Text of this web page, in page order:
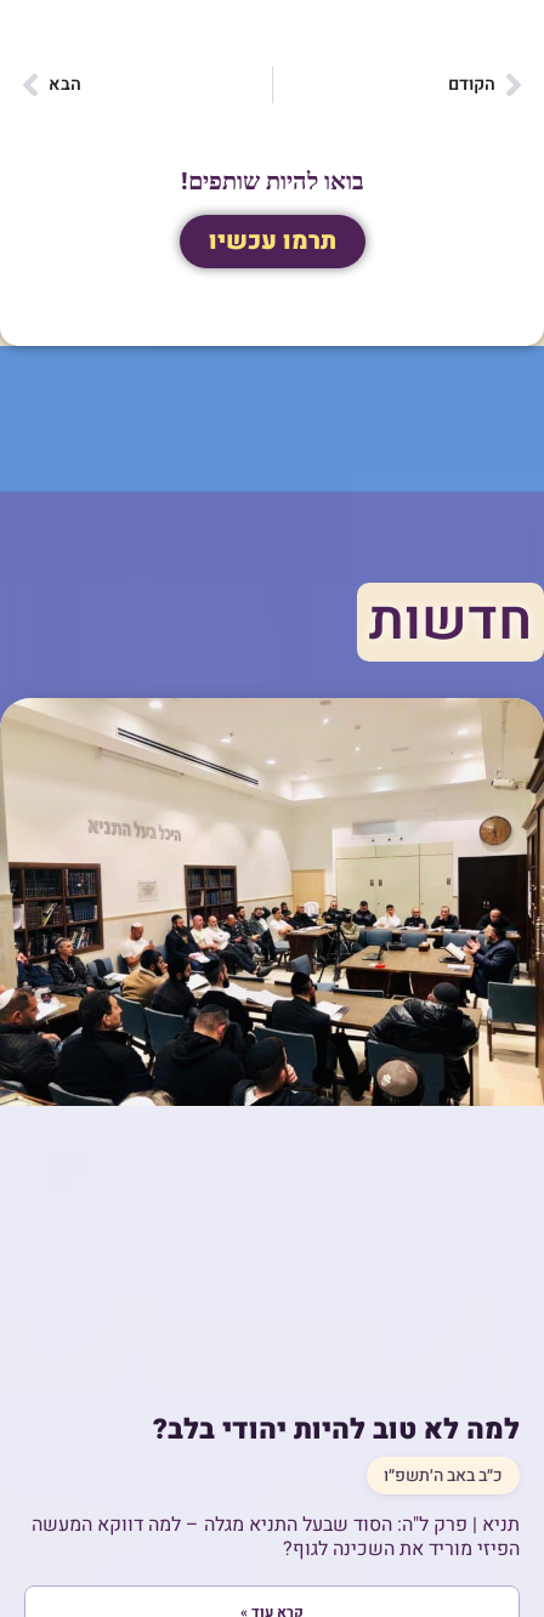
הקודם הבא
בואו להיות שותפים!
תרמו עכשיו
חדשות
למה לא טוב להיות יהודי בלב?
כ״ב באב ה׳תשפ״ו
תניא | פרק ל"ה: הסוד שבעל התניא מגלה – למה דווקא המעשה
הפיזי מוריד את השכינה לגוף?
קרא עוד »